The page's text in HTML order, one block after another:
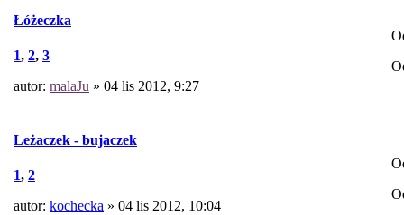
Łóżeczka
1, 2, 3
autor: malaJu » 04 lis 2012, 9:27
Leżaczek - bujaczek
1, 2
autor: kochecka » 04 lis 2012, 10:04